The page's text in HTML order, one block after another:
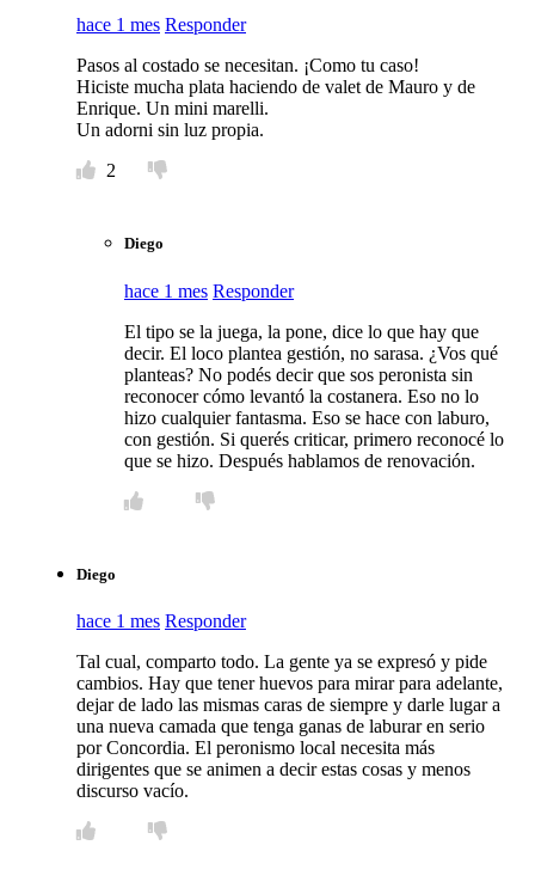
hace 1 mes Responder
Pasos al costado se necesitan. ¡Como tu caso!
Hiciste mucha plata haciendo de valet de Mauro y de
Enrique. Un mini marelli.
Un adorni sin luz propia.
2
Diego
hace 1 mes Responder
El tipo se la juega, la pone, dice lo que hay que
decir. El loco plantea gestión, no sarasa. ¿Vos qué
planteas? No podés decir que sos peronista sin
reconocer cómo levantó la costanera. Eso no lo
hizo cualquier fantasma. Eso se hace con laburo,
con gestión. Si querés criticar, primero reconocé lo
que se hizo. Después hablamos de renovación.
Diego
hace 1 mes Responder
Tal cual, comparto todo. La gente ya se expresó y pide
cambios. Hay que tener huevos para mirar para adelante,
dejar de lado las mismas caras de siempre y darle lugar a
una nueva camada que tenga ganas de laburar en serio
por Concordia. El peronismo local necesita más
dirigentes que se animen a decir estas cosas y menos
discurso vacío.